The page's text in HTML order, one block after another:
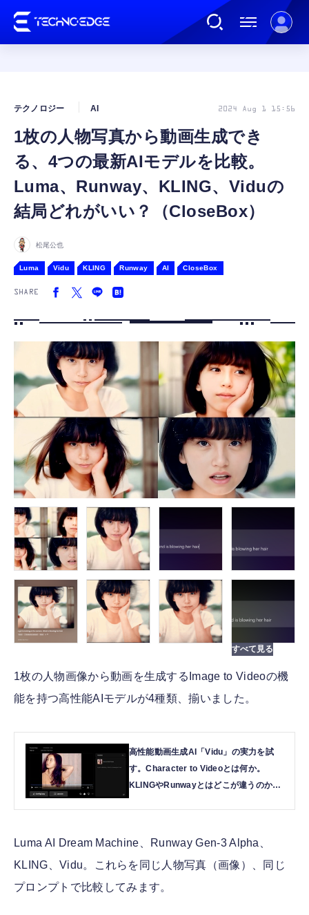
AI
ガジェット
ゲーム
カルチャー
FOLLOW US
1枚の人物写真から動画生成でき
る、4つの最新AIモデルを比較。
Luma、Runway、KLING、Viduの
結局どれがいい？（CloseBox）
テクノロジー AI 2024 Aug 1 15:56
松尾公也
Luma Vidu KLING Runway AI CloseBox
SHARE
1枚の人物画像から動画を生成するImage to Videoの機
能を持つ高性能AIモデルが4種類、揃いました。
高性能動画生成AI「Vidu」の実力を試
す。Character to Videoとは何か。
KLINGやRunwayとはどこが違うのか
Luma AI Dream Machine、Runway Gen-3 Alpha、
KLING、Vidu。これらを同じ人物写真（画像）、同じ
プロンプトで比較してみます。